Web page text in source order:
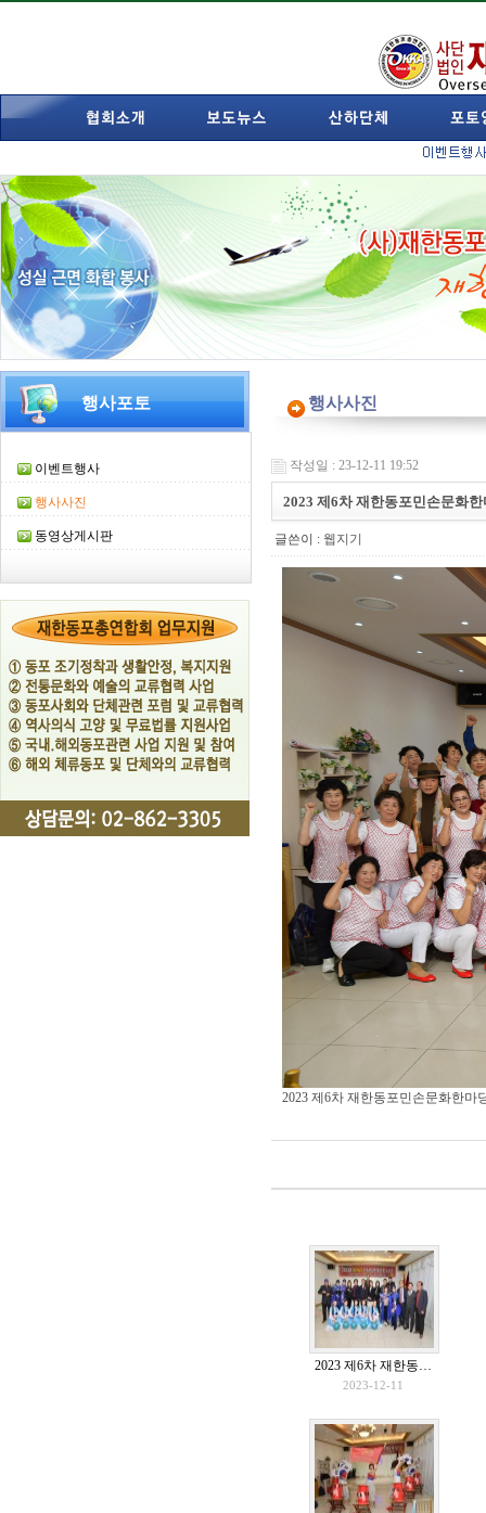
행사포토
이벤트행사
행사사진
동영상게시판
행사사진
작성일 : 23-12-11 19:52
2023 제6차 재한동포민손문화
글쓴이 : 웹지기
2023 제6차 재한동포민손문화한마
2023 제6차 재한동…
2023-12-11